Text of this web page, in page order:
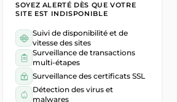
SOYEZ ALERTÉ DÈS QUE VOTRE
SITE EST INDISPONIBLE
Suivi de disponibilité et de
vitesse des sites
Surveillance de transactions
multi-étapes
Surveillance des certificats SSL
Détection des virus et
malwares